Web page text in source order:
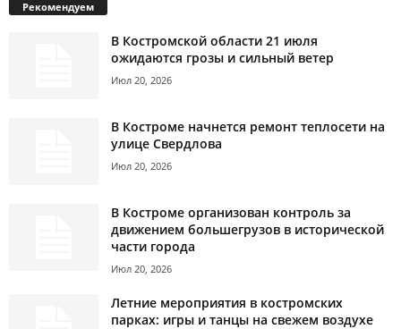
Рекомендуем
В Костромской области 21 июля
ожидаются грозы и сильный ветер
Июл 20, 2026
В Костроме начнется ремонт теплосети на
улице Свердлова
Июл 20, 2026
В Костроме организован контроль за
движением большегрузов в исторической
части города
Июл 20, 2026
Летние мероприятия в костромских
парках: игры и танцы на свежем воздухе